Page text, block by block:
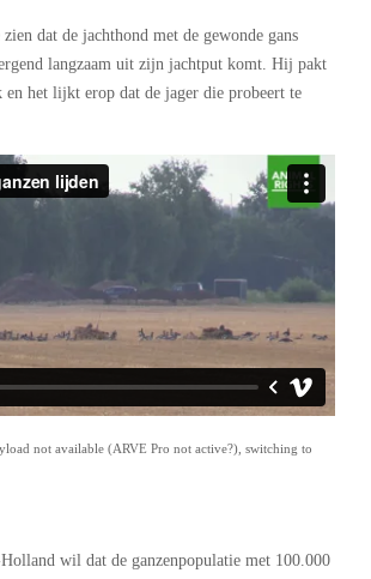
dat de jachthond met de gewonde gans
langzaam uit zijn jachtput komt. Hij pakt
en het lijkt erop dat de jager die probeert te
not available (ARVE Pro not active?), switching to
wil dat de ganzenpopulatie met 100.000